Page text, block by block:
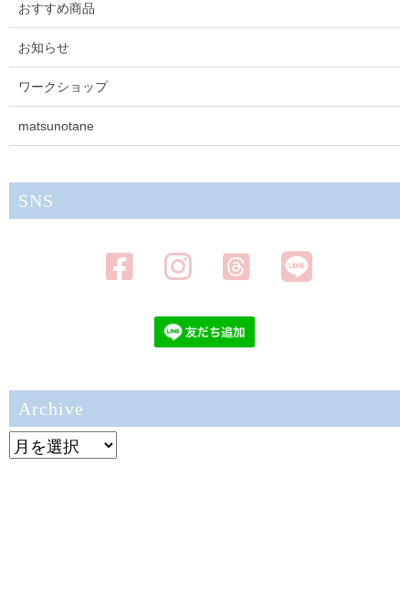
おすすめ商品
お知らせ
ワークショップ
matsunotane
SNS
Archive
Archive